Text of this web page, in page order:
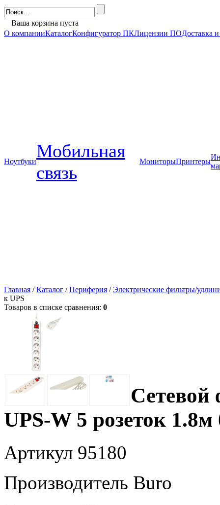
Ваша корзина пуста
О компанииКаталогКонфигуратор ПКЛицензии ПОДоставка
Ноутбуки
Мобильная
связь
МониторыПринтеры
Главная /Каталог /Периферия /Электрические фильтры/
к UPS
Товаров в списке сравнения: 0
Сетевой
UPS-W 5 розеток
Артикул 95180
Производитель Buro